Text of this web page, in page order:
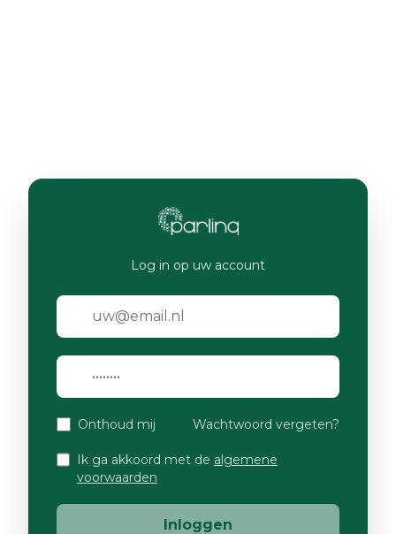
Log in op uw account
Onthoud mij Wachtwoord vergeten?
Ik ga akkoord met de algemene
voorwaarden
Inloggen